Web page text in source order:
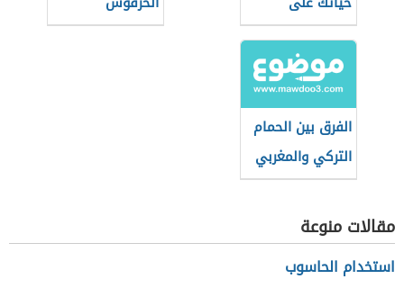
طاقتك الإيجابية؟
التونسي
الفرق بين الحمام
التركي والمغربي
مقالات منوعة
استخدام الحاسوب